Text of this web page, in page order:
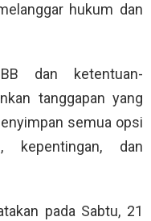
hukum dan
dan ketentuan-
tanggapan yang
semua opsi
kepentingan, dan
pada Sabtu, 21